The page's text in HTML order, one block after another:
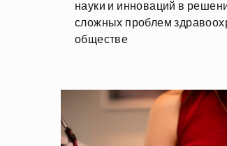
науки и инноваций в
сложных проблем
обществе